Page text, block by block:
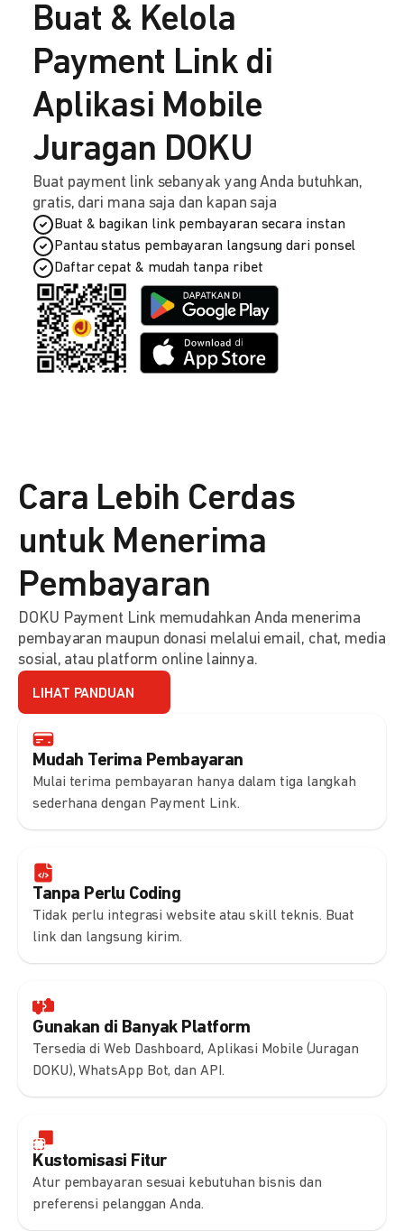
Buat & Kelola
Payment Link di
Aplikasi Mobile
Juragan DOKU
Buat payment link sebanyak yang Anda butuhkan,
gratis, dari mana saja dan kapan saja
Buat & bagikan link pembayaran secara instan
Pantau status pembayaran langsung dari ponsel
Daftar cepat & mudah tanpa ribet
Mudah Terima Pembayaran
Mulai terima pembayaran hanya dalam tiga langkah
sederhana dengan Payment Link.
Tanpa Perlu Coding
Tidak perlu integrasi website atau skill teknis. Buat
link dan langsung kirim.
Gunakan di Banyak Platform
Tersedia di Web Dashboard, Aplikasi Mobile (Juragan
DOKU), WhatsApp Bot, dan API.
Kustomisasi Fitur
Atur pembayaran sesuai kebutuhan bisnis dan
preferensi pelanggan Anda.
Cara Lebih Cerdas
untuk Menerima
Pembayaran
DOKU Payment Link memudahkan Anda menerima
pembayaran maupun donasi melalui email, chat, media
sosial, atau platform online lainnya.
LIHAT PANDUAN